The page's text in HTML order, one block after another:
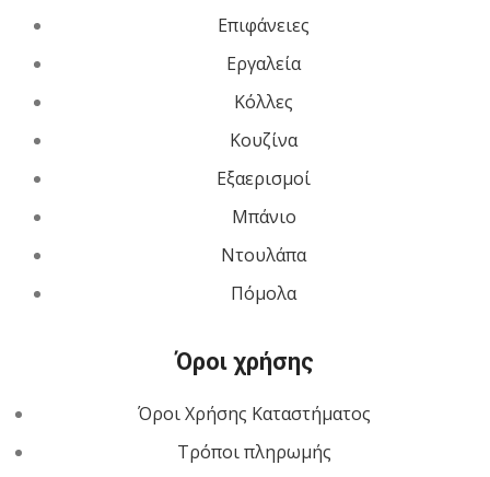
Επιφάνειες
Εργαλεία
Κόλλες
Κουζίνα
Εξαερισμοί
Μπάνιο
Ντουλάπα
Πόμολα
Όροι χρήσης
Όροι Χρήσης Καταστήματος
Τρόποι πληρωμής